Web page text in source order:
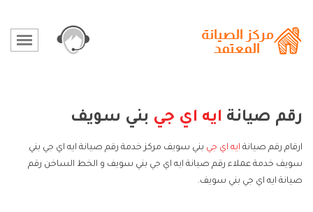
رقم صيانة ايه اي جي بني سويف
ارقام رقم صيانة ايه اي جي بني سويف مركز خدمة رقم صيانة ايه اي جي بني
سويف خدمة عملاء رقم صيانة ايه اي جي بني سويف و الخط الساخن رقم
صيانة ايه اي جي بني سويف.